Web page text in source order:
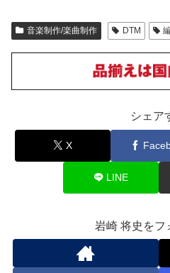
音楽制作/楽曲制作 DTM
シェア
X
LINE
岩崎 将史をフ